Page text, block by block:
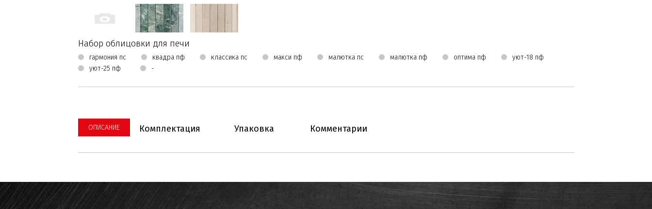
Набор облицовки для печи
гармония пс квадра пф классика пс макси пф малютка пс малютка пф оптима пф
уют-18 пф
уют-25 пф
-
ОПИСАНИЕ Комплектация Упаковка Комментарии